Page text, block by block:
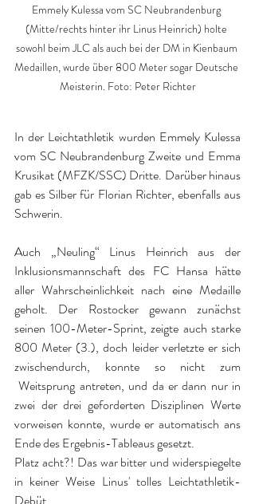
Emmely Kulessa vom SC Neubrandenburg
(Mitte/rechts hinter ihr Linus Heinrich) holte
sowohl beim JLC als auch bei der DM in Kienbaum
Medaillen, wurde über 800 Meter sogar Deutsche
Meisterin. Foto: Peter Richter
In der Leichtathletik wurden Emmely Kulessa
vom SC Neubrandenburg Zweite und Emma
Krusikat (MFZK/SSC) Dritte. Darüber hinaus
gab es Silber für Florian Richter, ebenfalls aus
Schwerin.
Auch „Neuling“ Linus Heinrich aus der
Inklusionsmannschaft des FC Hansa hätte
aller Wahrscheinlichkeit nach eine Medaille
geholt. Der Rostocker gewann zunächst
seinen 100-Meter-Sprint, zeigte auch starke
800 Meter (3.), doch leider verletzte er sich
zwischendurch, konnte so nicht zum
Weitsprung antreten, und da er dann nur in
zwei der drei geforderten Disziplinen Werte
vorweisen konnte, wurde er automatisch ans
Ende des Ergebnis-Tableaus gesetzt.
Platz acht?! Das war bitter und widerspiegelte
in keiner Weise Linus' tolles Leichtathletik-